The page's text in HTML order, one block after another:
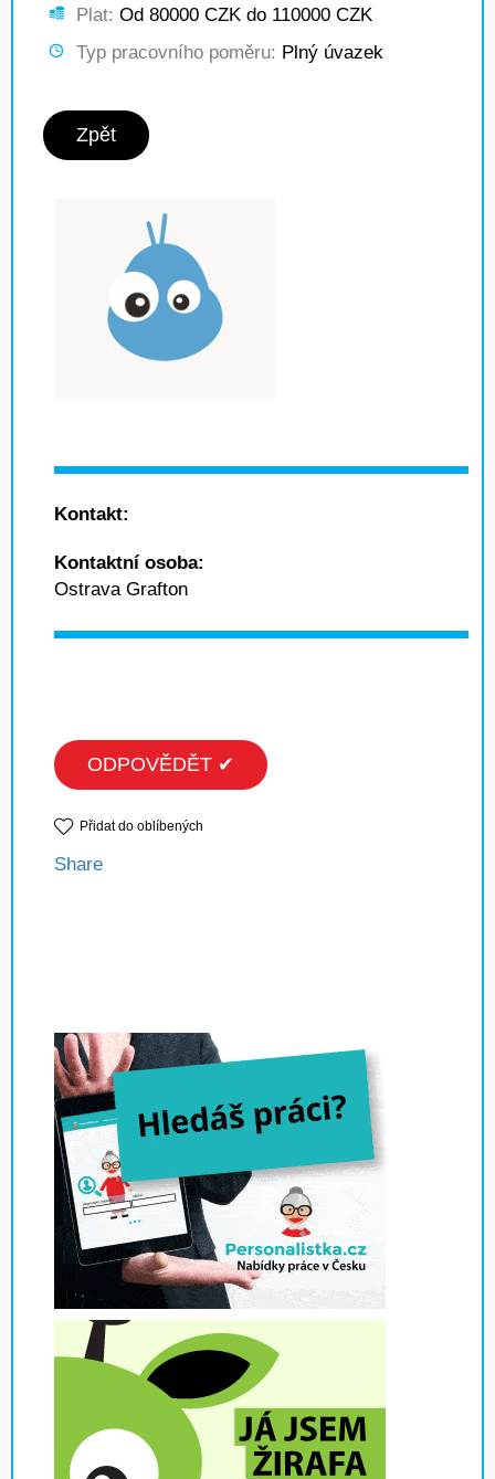
Plat: Od 80000 CZK do 110000 CZK
Typ pracovního poměru: Plný úvazek
Zpět
Kontakt:
Kontaktní osoba:
Ostrava Grafton
ODPOVĚDĚT ✔
Přidat do oblíbených
Share